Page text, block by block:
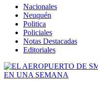
Nacionales
Neuquén
Politica
Policiales
Notas Destacadas
Editoriales